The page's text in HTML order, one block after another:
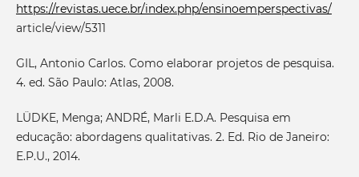
https://revistas.uece.br/index.php/ensinoemperspectivas/
article/view/5311
GIL, Antonio Carlos. Como elaborar projetos de pesquisa.
4. ed. São Paulo: Atlas, 2008.
LÜDKE, Menga; ANDRÉ, Marli E.D.A. Pesquisa em
educação: abordagens qualitativas. 2. Ed. Rio de Janeiro:
E.P.U., 2014.